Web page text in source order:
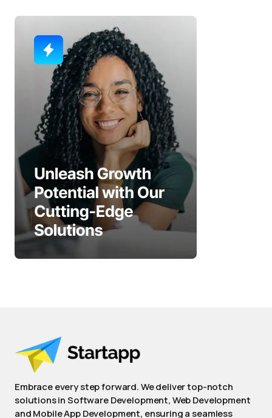
Embrace every step forward. We deliver top-notch
solutions in Software Development, Web Development
and Mobile App Development, ensuring a seamless